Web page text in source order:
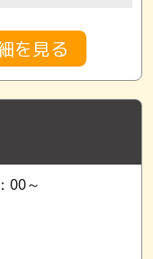
を見る
00～